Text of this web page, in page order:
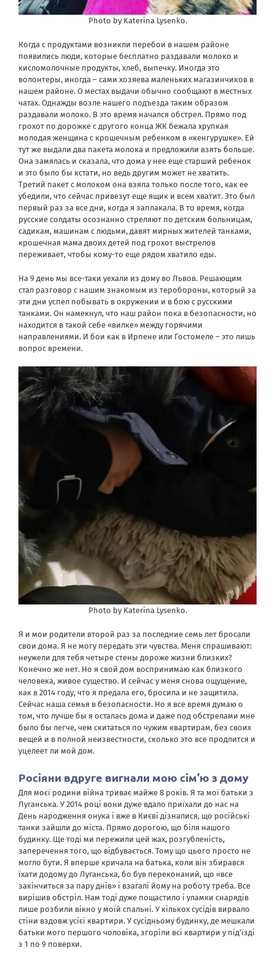
Photo by Katerina Lysenko.
Когда с продуктами возникли перебои в нашем районе
появились люди, которые бесплатно раздавали молоко и
кисломолочные продукты, хлеб, выпечку. Иногда это
волонтеры, иногда – сами хозяева маленьких магазинчиков в
нашем районе. О местах выдачи обычно сообщают в местных
чатах. Однажды возле нашего подъезда таким образом
раздавали молоко. В это время начался обстрел. Прямо под
грохот по дорожке с другого конца ЖК бежала хрупкая
молодая женщина с крошечным ребенком в «кенгурушке». Ей
тут же выдали два пакета молока и предложили взять больше.
Она замялась и сказала, что дома у нее еще старший ребенок
и это было бы кстати, но ведь другим может не хватить.
Третий пакет с молоком она взяла только после того, как ее
убедили, что сейчас привезут еще ящик и всем хватит. Это был
первый раз за все дни, когда я заплакала. В то время, когда
русские солдаты осознанно стреляют по детским больницам,
садикам, машинам с людьми, давят мирных жителей танками,
крошечная мама двоих детей под грохот выстрелов
переживает, чтобы кому-то еще рядом хватило еды.
На 9 день мы все-таки уехали из дому во Львов. Решающим
стал разговор с нашим знакомым из теробороны, который за
эти дни успел побывать в окружении и в бою с русскими
танками. Он намекнул, что наш район пока в безопасности, но
находится в такой себе «вилке» между горячими
направлениями. И бои как в Ирпене или Гостомеле – это лишь
вопрос времени.
Photo by Katerina Lysenko.
Я и мои родители второй раз за последние семь лет бросали
свои дома. Я не могу передать эти чувства. Меня спрашивают:
неужели для тебя четыре стены дороже жизни близких?
Конечно же нет. Но я свой дом воспринимаю как близкого
человека, живое существо. И сейчас у меня снова ощущение,
как в 2014 году, что я предала его, бросила и не защитила.
Сейчас наша семья в безопасности. Но я все время думаю о
том, что лучше бы я осталась дома и даже под обстрелами мне
было бы легче, чем скитаться по чужим квартирам, без своих
вещей и в полной неизвестности, сколько это все продлится и
уцелеет ли мой дом.
Росіяни вдруге вигнали мою сім’ю з дому
Для моєї родини війна триває майже 8 років. Я та мої батьки з
Луганська. У 2014 році вони дуже вдало приїхали до нас на
День народження онука і вже в Києві дізналися, що російські
танки зайшли до міста. Прямо дорогою, що біля нашого
будинку. Ще тоді ми пережили цей жах, розгубленість,
заперечення того, що відбувається. Тому що цього просто не
могло бути. Я вперше кричала на батька, коли він збирався
їхати додому до Луганська, бо був переконаний, що «все
закінчиться за пару днів» і взагалі йому на роботу треба. Все
вирішив обстріл. Нам тоді дуже пощастило і уламки снарядів
лише розбили вікно у моїй спальні. У кількох сусідів вирвало
стіни вздовж усієї квартири. У сусідньому будинку, де мешкали
батьки мого першого чоловіка, згоріли всі квартири у під’їзді
з 1 по 9 поверхи.